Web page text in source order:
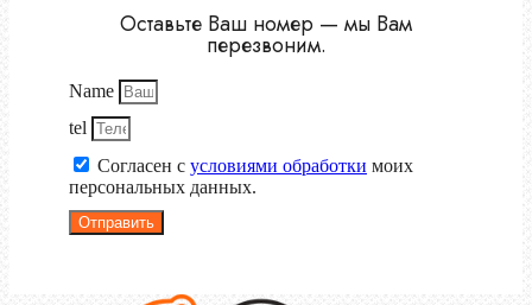
Оставьте Ваш номер — мы Вам
перезвоним.
Name
tel
Согласен с условиями обработки моих
персональных данных.
Отправить